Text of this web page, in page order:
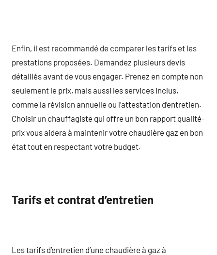
Enfin, il est recommandé de comparer les tarifs et les
prestations proposées. Demandez plusieurs devis
détaillés avant de vous engager. Prenez en compte non
seulement le prix, mais aussi les services inclus,
comme la révision annuelle ou l’attestation d’entretien.
Choisir un chauffagiste qui offre un bon rapport qualité-
prix vous aidera à maintenir votre chaudière gaz en bon
état tout en respectant votre budget.
Tarifs et contrat d’entretien
Les tarifs d’entretien d’une chaudière à gaz à